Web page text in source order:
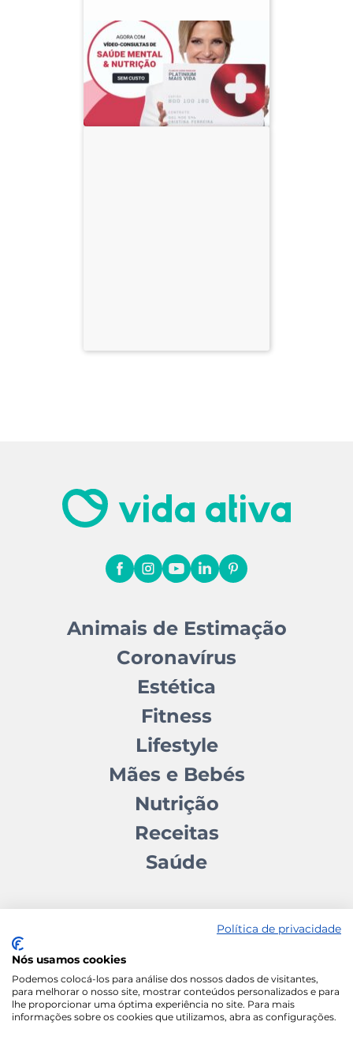
Animais de Estimação
Coronavírus
Estética
Fitness
Lifestyle
Mães e Bebés
Nutrição
Receitas
Saúde
Contactos Quem somos Autores
Estatuto Editorial
Ficha Técnica
Manifesto
Política de privacidade
Nós usamos cookies
Podemos colocá-los para análise dos nossos dados de visitantes,
para melhorar o nosso site, mostrar conteúdos personalizados e para
lhe proporcionar uma óptima experiência no site. Para mais
informações sobre os cookies que utilizamos, abra as configurações.